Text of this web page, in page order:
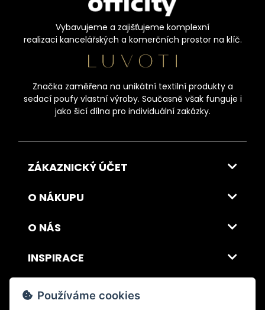
Vybavujeme a zajišťujeme komplexní
realizaci kancelářských a komerčních prostor na klíč.
Značka zaměřena na unikátní textilní produkty a
sedací poufy vlastní výroby. Současně však funguje i
jako šicí dílna pro individuální zakázky.
ZÁKAZNICKÝ ÚČET
O NÁKUPU
O NÁS
INSPIRACE
DOPRAVA A PLATBA
Používáme cookies